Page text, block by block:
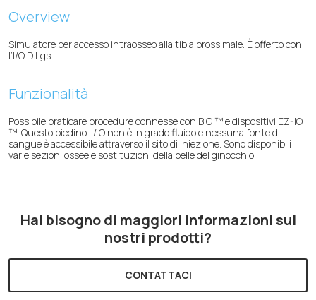
Overview
Simulatore per accesso intraosseo alla tibia prossimale. È offerto con
l’I/O D.Lgs.
Funzionalità
Possibile praticare procedure connesse con BIG ™ e dispositivi EZ-IO
™. Questo piedino I / O non è in grado fluido e nessuna fonte di
sangue è accessibile attraverso il sito di iniezione. Sono disponibili
varie sezioni ossee e sostituzioni della pelle del ginocchio.
Hai bisogno di maggiori informazioni sui
nostri prodotti?
CONTATTACI